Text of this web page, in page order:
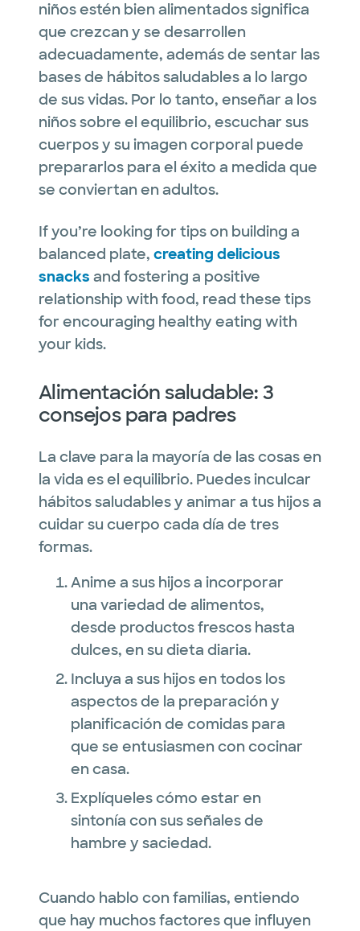
niños estén bien alimentados significa
que crezcan y se desarrollen
adecuadamente, además de sentar las
bases de hábitos saludables a lo largo
de sus vidas. Por lo tanto, enseñar a los
niños sobre el equilibrio, escuchar sus
cuerpos y su imagen corporal puede
prepararlos para el éxito a medida que
se conviertan en adultos.
If you’re looking for tips on building a
balanced plate, creating delicious
snacks and fostering a positive
relationship with food, read these tips
for encouraging healthy eating with
your kids.
Alimentación saludable: 3
consejos para padres
La clave para la mayoría de las cosas en
la vida es el equilibrio. Puedes inculcar
hábitos saludables y animar a tus hijos a
cuidar su cuerpo cada día de tres
formas.
Anime a sus hijos a incorporar
una variedad de alimentos,
desde productos frescos hasta
dulces, en su dieta diaria.
Incluya a sus hijos en todos los
aspectos de la preparación y
planificación de comidas para
que se entusiasmen con cocinar
en casa.
Explíqueles cómo estar en
sintonía con sus señales de
hambre y saciedad.
Cuando hablo con familias, entiendo
que hay muchos factores que influyen